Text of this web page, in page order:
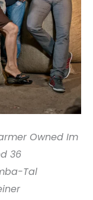
Owned Im
36
Tal